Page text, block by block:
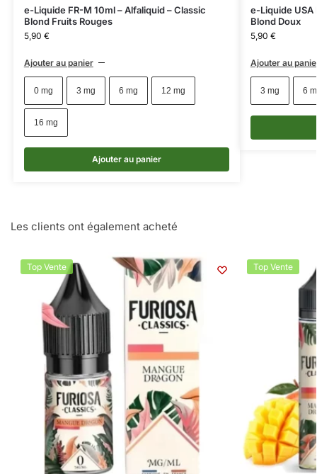
e-Liquide FR-M 10ml – Alfaliquid – Classic
Blond Fruits Rouges
5,90 €
Ajouter au panier
0 mg 3 mg 6 mg 12 mg
16 mg
Ajouter au panier
e-Liquide USA
Blond Doux
5,90 €
Ajouter au
3 mg 6
Les clients ont également acheté
Top Vente Top Vente